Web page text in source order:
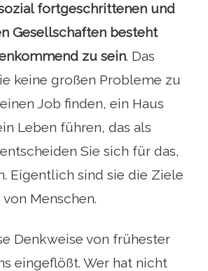
fortgeschrittenen und
Gesellschaften besteht
zu sein. Das
keine großen Probleme zu
Job finden, ein Haus
Leben führen, das als
Sie sich für das,
Eigentlich sind sie die Ziele
Menschen.
Denkweise von frühester
eingeflößt. Wer hat nicht